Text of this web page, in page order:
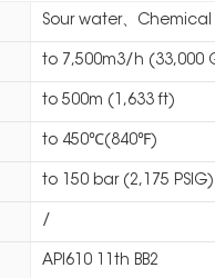
Sour water、
to 7,500m3/h (33,000
to 500m (1,633 ft)
to 450℃(840℉)
to 150 bar (2,175 PSIG)
/
API610 11th BB2